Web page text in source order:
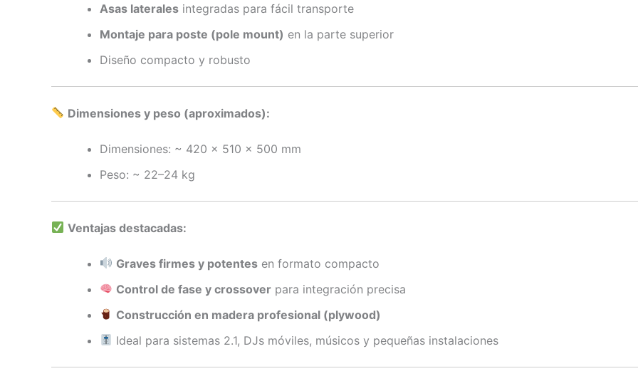
Asas laterales integradas para fácil transporte
Montaje para poste (pole mount) en la parte superior
Diseño compacto y robusto
Dimensiones y peso (aproximados):
Dimensiones: ~ 420 x 510 x 500 mm
Peso: ~ 22–24 kg
Ventajas destacadas:
Graves firmes y potentes en formato compacto
Control de fase y crossover para integración precisa
Construcción en madera profesional (plywood)
Ideal para sistemas 2.1, DJs móviles, músicos y pequeñas instalaciones